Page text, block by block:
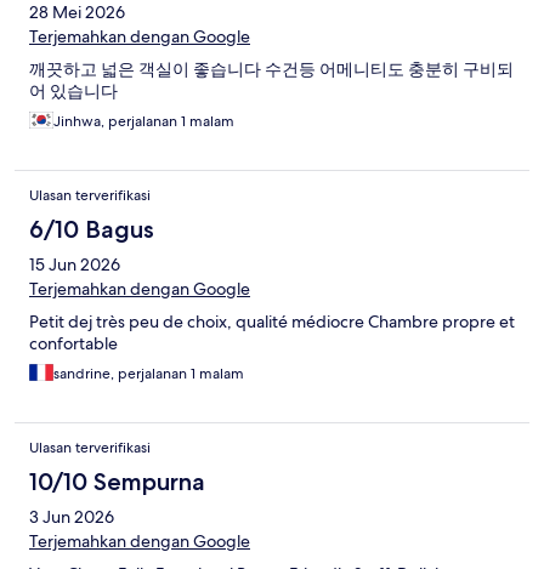
28 Mei 2026
Terjemahkan dengan Google
깨끗하고 넓은 객실이 좋습니다 수건등 어메니티도 충분히 구비되
어 있습니다
Jinhwa, perjalanan 1 malam
Ulasan terverifikasi
6/10 Bagus
15 Jun 2026
Terjemahkan dengan Google
Petit dej très peu de choix, qualité médiocre Chambre propre et
confortable
sandrine, perjalanan 1 malam
Ulasan terverifikasi
10/10 Sempurna
3 Jun 2026
Terjemahkan dengan Google